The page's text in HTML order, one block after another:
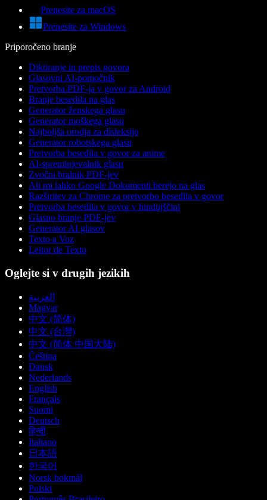
Prenesite za macOS
Prenesite za Windows
Priporočeno branje
Diktiranje in prepis govora
Glasovni AI-pomočnik
Pretvorba PDF-ja v govor za Android
Branje besedila na glas
Generator ženskega glasu
Generator moškega glasu
Najboljša orodja za disleksijo
Generator robotskega glasu
Pretvorba besedila v govor za anime
AI-spreminjevalnik glasu
Zvočni bralnik PDF-jev
Ali mi lahko Google Dokumenti berejo na glas
Razširitev za Chrome za pretvorbo besedila v govor
Pretvorba besedila v govor v hindujščini
Glasno branje PDF-jev
Generator AI glasov
Texto a Voz
Leitor de Texto
Oglejte si v drugih jezikih
العربية
Magyar
中文 (简体)
中文 (台灣)
中文 (简体 中国大陆)
Čeština
Dansk
Nederlands
English
Français
Suomi
Deutsch
हिन्दी
Italiano
日本語
한국어
Norsk bokmål
Polski